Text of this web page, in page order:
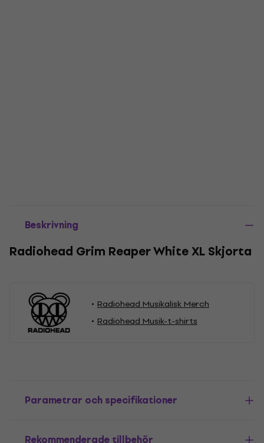
Beskrivning
Radiohead Grim Reaper White XL Skjorta
Radiohead Musikalisk Merch
Radiohead Musik-t-shirts
Parametrar och specifikationer
Rekommenderade tillbehör